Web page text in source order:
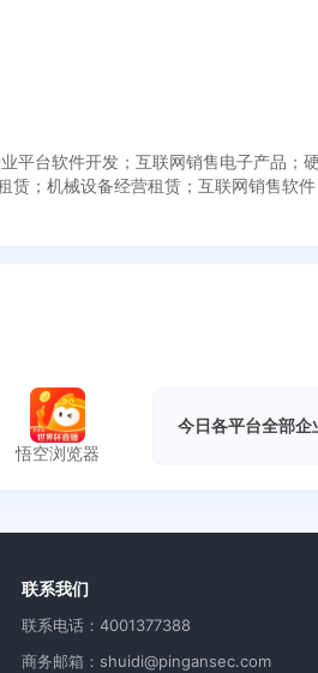
平台软件开发；互联网销售电子产品
；机械设备经营租赁；互联网销售软
悟空浏览器
今日各平台全部企
联系我们
联系电话：4001377388
商务邮箱：shuidi@pingansec.com